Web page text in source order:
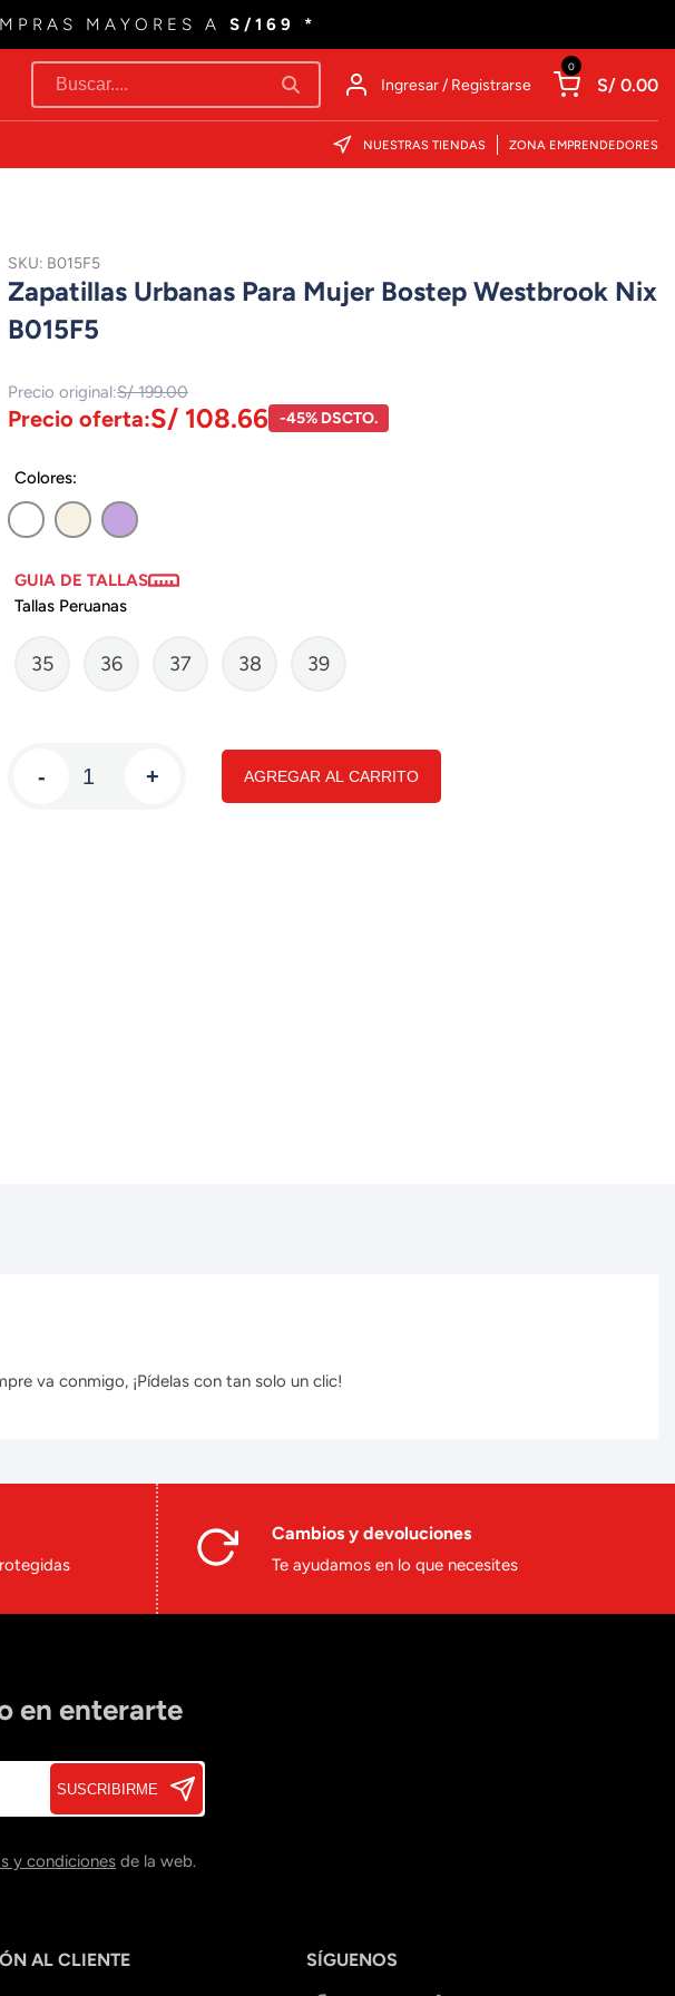
MAYORES A S/169 *
Ingresar / Registrarse
0
S/ 0.00
NUESTRAS TIENDAS ZONA EMPRENDEDORES
SKU: B015F5
Zapatillas Urbanas Para Mujer Bostep Westbrook Nix
B015F5
Precio original:S/ 199.00
Precio oferta:S/ 108.66 -45% DSCTO.
Colores:
GUIA DE TALLAS
Tallas Peruanas
35 36 37 38 39
- + AGREGAR AL CARRITO
va conmigo, ¡Pídelas con tan solo un clic!
Cambios y devoluciones
Te ayudamos en lo que necesites
en enterarte
SUSCRIBIRME
y condiciones de la web.
AL CLIENTE SÍGUENOS